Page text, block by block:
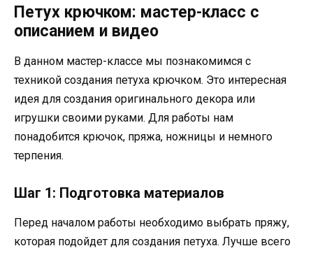
Петух крючком: мастер-класс с
описанием и видео
В данном мастер-классе мы познакомимся с
техникой создания петуха крючком. Это интересная
идея для создания оригинального декора или
игрушки своими руками. Для работы нам
понадобится крючок, пряжа, ножницы и немного
терпения.
Шаг 1: Подготовка материалов
Перед началом работы необходимо выбрать пряжу,
которая подойдет для создания петуха. Лучше всего